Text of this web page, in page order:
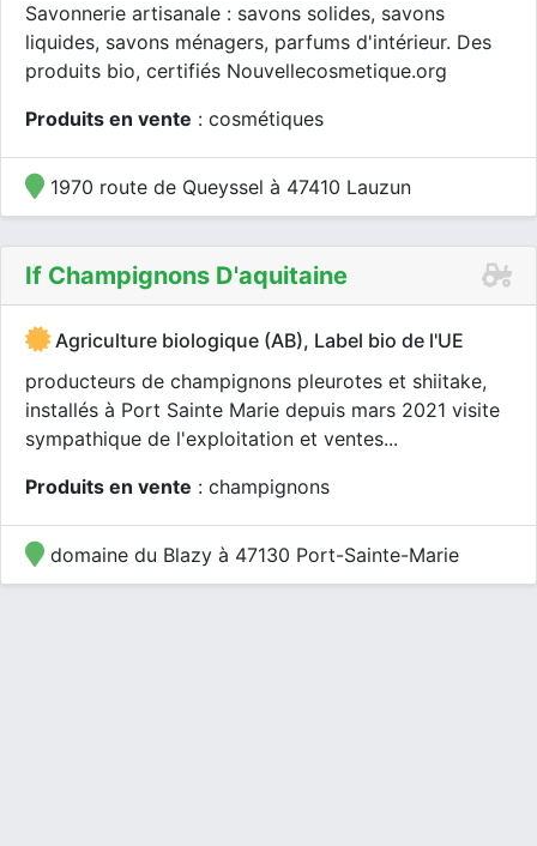
Savonnerie artisanale : savons solides, savons
liquides, savons ménagers, parfums d'intérieur. Des
produits bio, certifiés Nouvellecosmetique.org
Produits en vente : cosmétiques
1970 route de Queyssel à 47410 Lauzun
If Champignons D'aquitaine
Agriculture biologique (AB), Label bio de l'UE
producteurs de champignons pleurotes et shiitake,
installés à Port Sainte Marie depuis mars 2021 visite
sympathique de l'exploitation et ventes...
Produits en vente : champignons
domaine du Blazy à 47130 Port-Sainte-Marie